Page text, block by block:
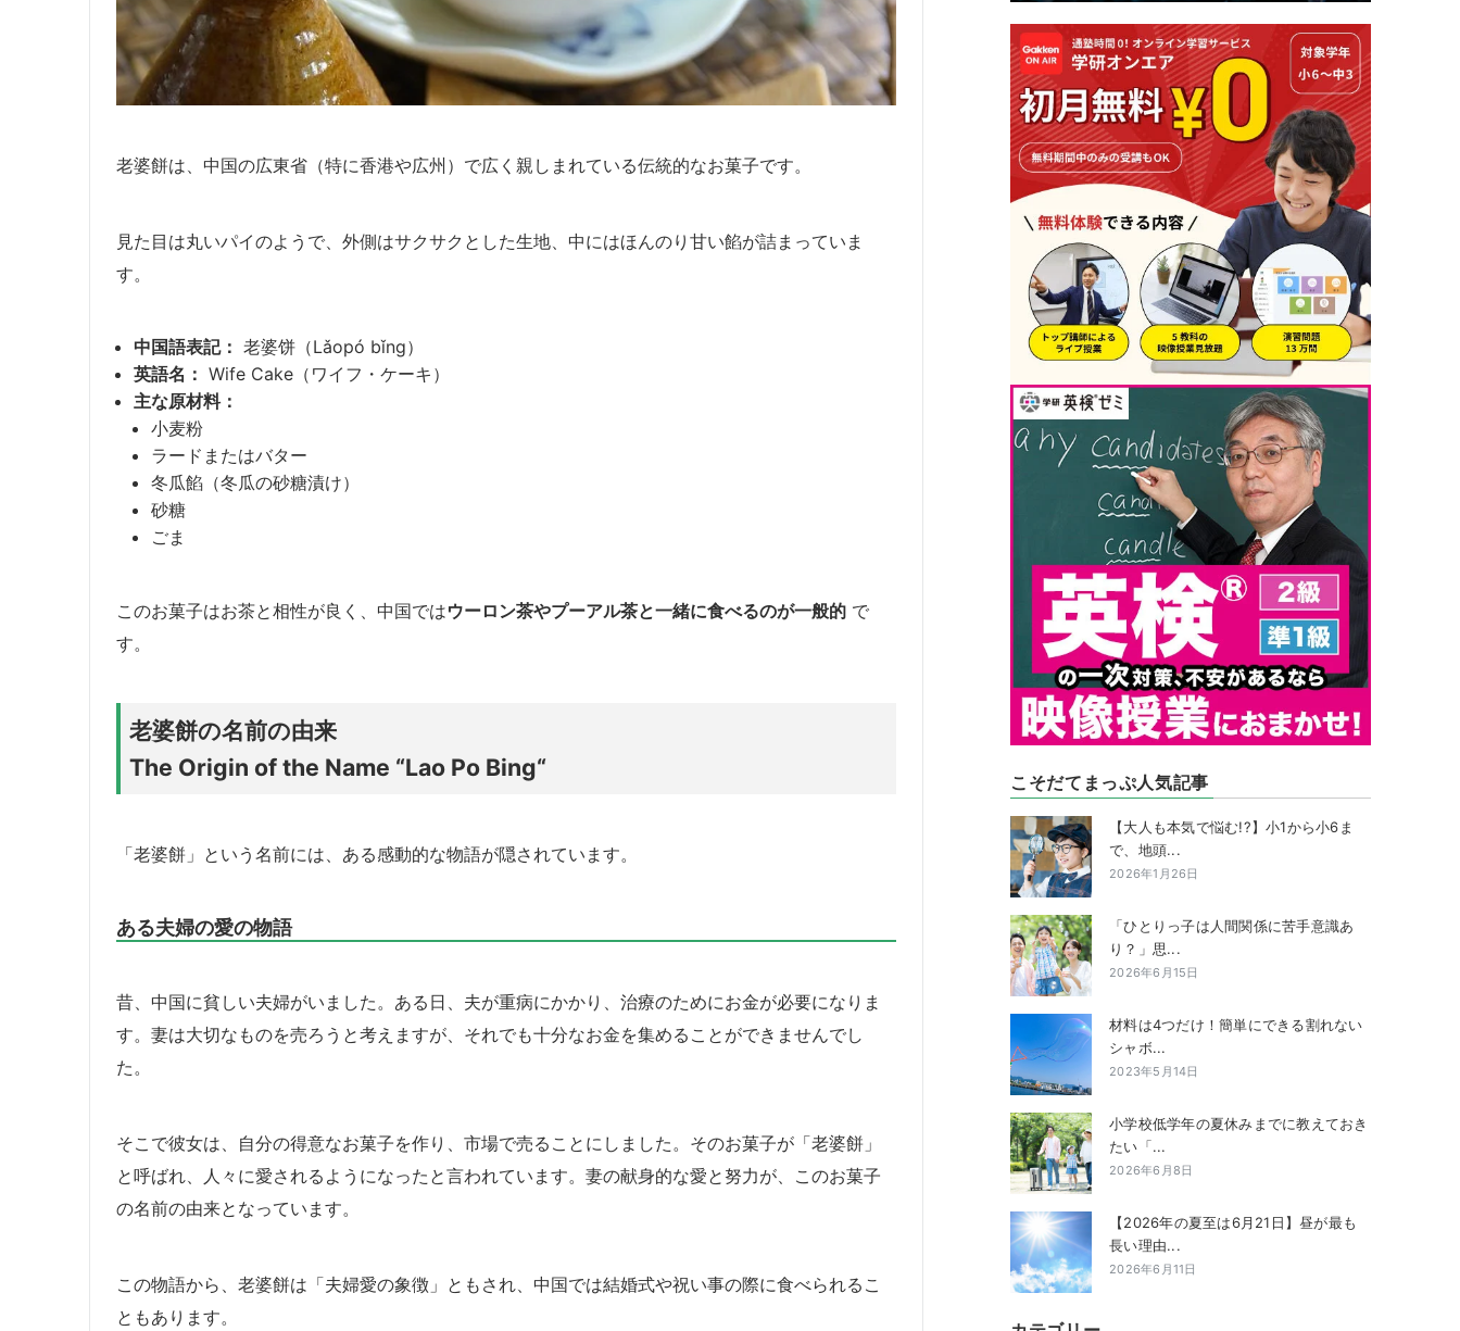
老婆餅は、中国の広東省（特に香港や広州）で広く親しまれている伝統的なお菓子です。
見た目は丸いパイのようで、外側はサクサクとした生地、中にはほんのり甘い餡が詰まっていま
す。
中国語表記： 老婆饼（Lǎopó bǐng）
英語名： Wife Cake（ワイフ・ケーキ）
主な原材料：
小麦粉
ラードまたはバター
冬瓜餡（冬瓜の砂糖漬け）
砂糖
ごま
このお菓子はお茶と相性が良く、中国ではウーロン茶やプーアル茶と一緒に食べるのが一般的 で
す。
老婆餅の名前の由来
The Origin of the Name “Lao Po Bing“
「老婆餅」という名前には、ある感動的な物語が隠されています。
ある夫婦の愛の物語
昔、中国に貧しい夫婦がいました。ある日、夫が重病にかかり、治療のためにお金が必要になりま
す。妻は大切なものを売ろうと考えますが、それでも十分なお金を集めることができませんでし
た。
そこで彼女は、自分の得意なお菓子を作り、市場で売ることにしました。そのお菓子が「老婆餅」
と呼ばれ、人々に愛されるようになったと言われています。妻の献身的な愛と努力が、このお菓子
の名前の由来となっています。
この物語から、老婆餅は「夫婦愛の象徴」ともされ、中国では結婚式や祝い事の際に食べられるこ
ともあります。
こそだてまっぷ人気記事
【大人も本気で悩む!?】小1から小6ま
で、地頭...
2026年1月26日
「ひとりっ子は人間関係に苦手意識あ
り？」思...
2026年6月15日
材料は4つだけ！簡単にできる割れない
シャボ...
2023年5月14日
小学校低学年の夏休みまでに教えておき
たい「...
2026年6月8日
【2026年の夏至は6月21日】昼が最も
長い理由...
2026年6月11日